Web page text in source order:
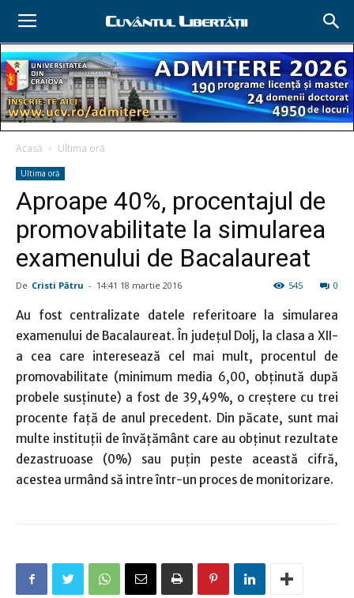
Acasă Ultima oră
Ultima oră
Aproape 40%, procentajul de
promovabilitate la simularea
examenului de Bacalaureat
De Cristi Pătru - 14:41 18 martie 2016 0
545
Au fost centralizate datele referitoare la simularea
examenului de Bacalaureat. În judeţul Dolj, la clasa a XII-
a cea care interesează cel mai mult, procentul de
promovabilitate (minimum media 6,00, obţinută după
probele susţinute) a fost de 39,49%, o creştere cu trei
procente faţă de anul precedent. Din păcate, sunt mai
multe instituţii de învăţământ care au obţinut rezultate
dezastruoase (0%) sau puţin peste această cifră,
acestea urmând să intre într-un proces de monitorizare.